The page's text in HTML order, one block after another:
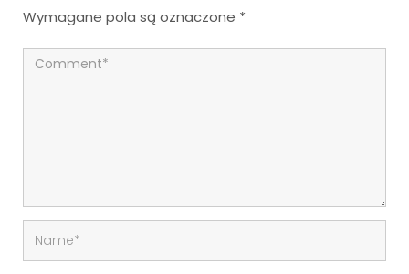
Wymagane pola są oznaczone *